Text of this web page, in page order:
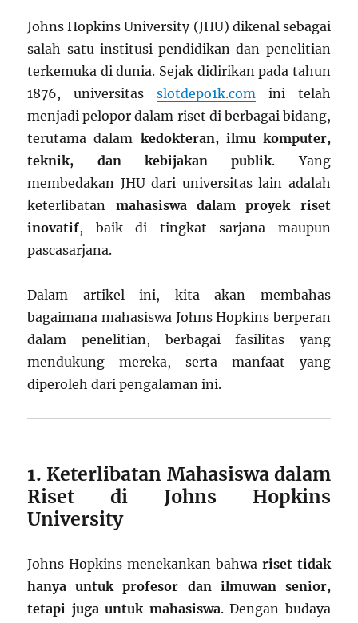
Johns Hopkins University (JHU) dikenal sebagai
salah satu institusi pendidikan dan penelitian
terkemuka di dunia. Sejak didirikan pada tahun
1876, universitas slotdepo1k.com ini telah
menjadi pelopor dalam riset di berbagai bidang,
terutama dalam kedokteran, ilmu komputer,
teknik, dan kebijakan publik. Yang
membedakan JHU dari universitas lain adalah
keterlibatan mahasiswa dalam proyek riset
inovatif, baik di tingkat sarjana maupun
pascasarjana.
Dalam artikel ini, kita akan membahas
bagaimana mahasiswa Johns Hopkins berperan
dalam penelitian, berbagai fasilitas yang
mendukung mereka, serta manfaat yang
diperoleh dari pengalaman ini.
1. Keterlibatan Mahasiswa dalam
Riset di Johns Hopkins
University
Johns Hopkins menekankan bahwa riset tidak
hanya untuk profesor dan ilmuwan senior,
tetapi juga untuk mahasiswa. Dengan budaya